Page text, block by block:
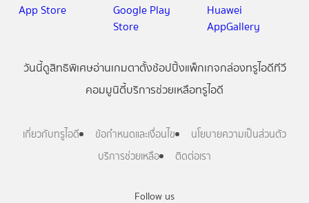
Follow us
วันนี้ดูสิทธิพิเศษอ่านเกมตาตั้งช้อปปิ้งแพ็กเกจกล่องทรูไอดีทีวี
คอมมูนิตี้บริการช่วยเหลือทรูไอดี
เกี่ยวกับทรูไอดี ข้อกำหนดและเงื่อนไข
นโยบายความเป็นส่วนตัว
บริการช่วยเหลือ
ติดต่อเรา